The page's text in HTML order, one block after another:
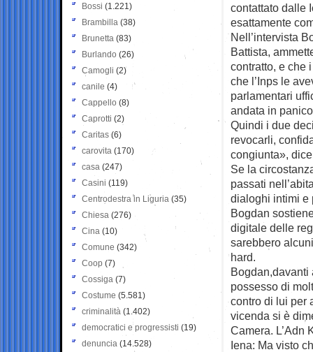
contattato dalle
esattamente
Nell’intervista
Battista,
contratto, e che
che l’Inps le
parlamentari
andata in
Quindi i due
revocarli,
congiunta»,
Se la
passati
dialoghi intimi e
Bogdan
digitale delle
sarebbero
hard.
Bogdan,davanti
possesso di
contro di lui per
vicenda si è
Camera. L’Adn
Iena: Ma visto
Bossi (1.221)
Brambilla (38)
Brunetta (83)
Burlando (26)
Camogli (2)
canile (4)
Cappello (8)
Caprotti (2)
Caritas (6)
carovita (170)
casa (247)
Casini (119)
Centrodestra in Liguria (35)
Chiesa (276)
Cina (10)
Comune (342)
Coop (7)
Cossiga (7)
Costume (5.581)
criminalità (1.402)
democratici e progressisti (19)
denuncia (14.528)